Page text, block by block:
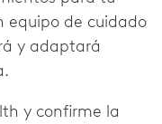
equipo de cuidado
y adaptará
y confirme la